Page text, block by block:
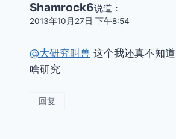
Shamrock6说道：
2013年10月27日 下午8:54
@大研究叫兽 这个我还真不知
啥研究
回复